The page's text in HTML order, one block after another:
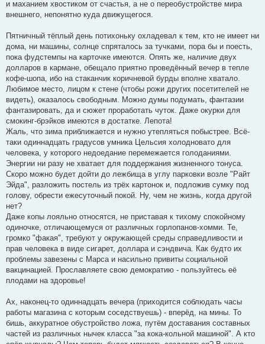
и маханием хвостиком от счастья, а не о переобустройстве мира
внешнего, непонятно куда движущегося.
Пятничный тёплый день потихоньку охладевал к тем, кто не имеет ни
дома, ни машины, солнце спряталось за тучками, пора бы и поесть,
пока фудстемпы на карточке имеются. Опять же, наличие двух
долларов в кармане, обещало приятно проведённый вечер в тепле
кофе-шопа, ибо на стаканчик коричневой бурды вполне хватало.
Любимое место, лицом к стене (чтобы рожи других посетителей не
видеть), оказалось свободным. Можно думы подумать, фантазии
фантазировать, да и сюжет проработать чуток. Даже окурки для
смокинг-брэйков имеются в достатке. Лепота!
Жаль, что зима приближается и нужно утепляться побыстрее. Всё-
таки одиннадцать градусов умника Цельсия холодновато для
человека, у которого недоедание перемежается голоданиями.
Энергии ни разу не хватает для поддержания жизненного тонуса.
Скоро можно будет дойти до лежбища в углу парковки возле "Райт
Эйда", разложить постель из трёх картонок и, подложив сумку под
голову, обрести ежесуточный покой. Ну, чем не жизнь, когда другой
нет?
Даже копы лояльно относятся, не приставая к тихому спокойному
одиночке, отличающемуся от различных горлопанов-хомми. Те,
громко "факая", требуют у окружающей среды справедливости и
прав человека в виде сигарет, доллара и сэндвича. Как будто их
проблемы завезены с Марса и насильно привиты социальной
вакцинацией. Прославляете свою демократию - пользуйтесь её
плодами на здоровье!
Ах, наконец-то одиннадцать вечера (приходится соблюдать часы
работы магазина с которым соседствуешь) - вперёд, на мины. То
бишь, аккуратное обустройство ложа, путём доставания составных
частей из различных нычек класса "за кока-кольной машиной". А кто